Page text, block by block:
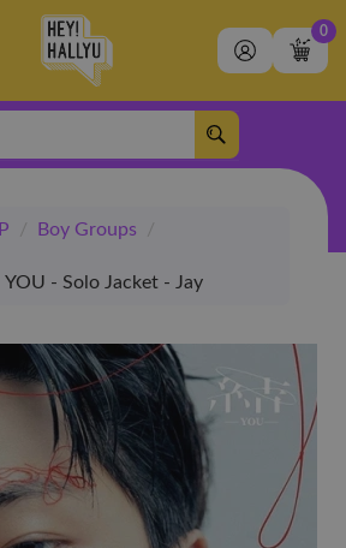
0
/ Boy Groups
/
YOU - Solo Jacket - Jay